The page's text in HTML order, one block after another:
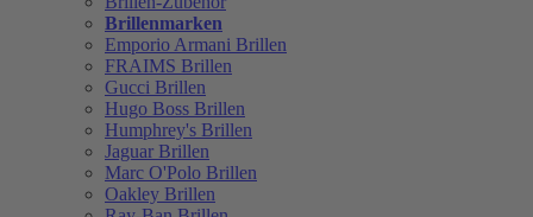
Brillenmarken
Emporio Armani Brillen
FRAIMS Brillen
Gucci Brillen
Hugo Boss Brillen
Humphrey's Brillen
Jaguar Brillen
Marc O'Polo Brillen
Oakley Brillen